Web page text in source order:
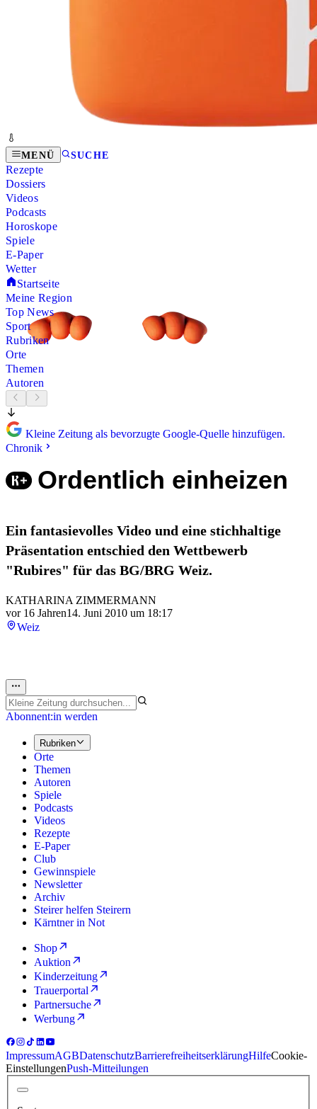
MENÜ SUCHE
Rezepte
Dossiers
Videos
Podcasts
Horoskope
Spiele
E-Paper
Wetter
Startseite
Meine Region
Top News
Sport
Rubriken
Orte
Themen
Autoren
Kleine Zeitung als bevorzugte Google-Quelle hinzufügen.
Chronik
Ordentlich einheizen
Ein fantasievolles Video und eine stichhaltige
Präsentation entschied den Wettbewerb
"Rubires" für das BG/BRG Weiz.
KATHARINA ZIMMERMANN
vor 16 Jahren14. Juni 2010 um 18:17
Weiz
Abonnent:in werden
Rubriken
Orte
Themen
Autoren
Spiele
Podcasts
Videos
Rezepte
E-Paper
Club
Gewinnspiele
Newsletter
Archiv
Steirer helfen Steirern
Kärntner in Not
Shop
Auktion
Kinderzeitung
Trauerportal
Partnersuche
Werbung
ImpressumAGBDatenschutzBarrierefreiheitserklärungHilfeCookie-
EinstellungenPush-Mitteilungen